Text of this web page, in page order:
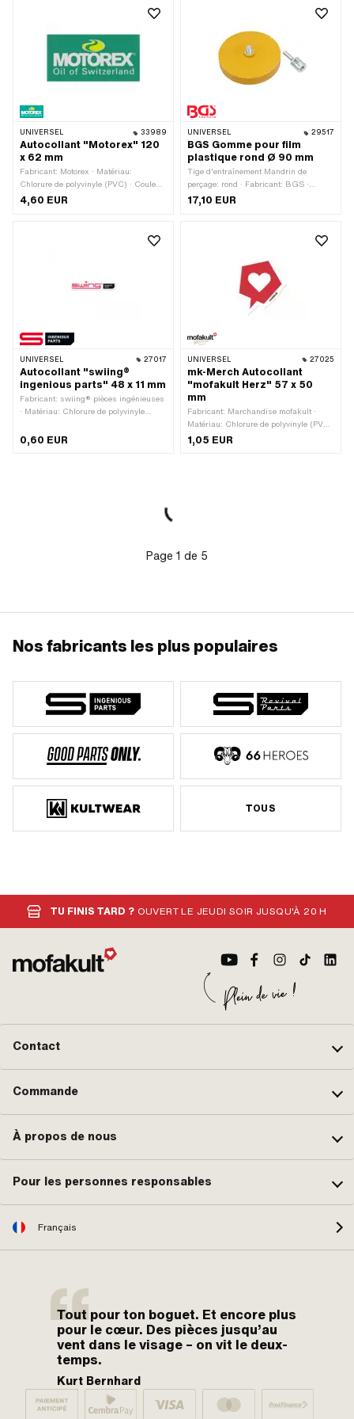
UNIVERSEL 33989
Autocollant "Motorex" 120
x 62 mm
Fabricant: Motorex · Matériau:
Chlorure de polyvinyle (PVC) · Couleur:
blanc · Couleur: jaune · Couleur: vert ·
4,60 EUR
UNIVERSEL 29517
BGS Gomme pour film
plastique rond Ø 90 mm
Tige d'entraînement Mandrin de
perçage: rond · Fabricant: BGS ·
Matériau: Caoutchouc · Diamètre: 90
d'application: Accessoires d'atelier
17,10 EUR
UNIVERSEL 27017
Autocollant "swiing®
ingenious parts" 48 x 11 mm
Fabricant: swiing® pièces ingénieuses
· Matériau: Chlorure de polyvinyle
Couleur: rouge · Largeur: 48 mm ·
Hauteur: 11 mm · Surface: mat ·
0,60 EUR
UNIVERSEL 27025
mk-Merch Autocollant
"mofakult Herz" 57 x 50
mm
Fabricant: Marchandise mofakult ·
Matériau: Chlorure de polyvinyle (PVC)
· Largeur: 57 mm · Hauteur: 50 mm ·
Composition du verso: Colle · Lieu
1,05 EUR
Page 1 de 5
Nos fabricants les plus populaires
TOUS
TU FINIS TARD ? OUVERT LE JEUDI SOIR JUSQU'À 20 H
Contact
Commande
À propos de nous
Pour les personnes responsables
Français
Tout pour ton boguet. Et encore plus
pour le cœur. Des pièces jusqu’au
vent dans le visage – on vit le deux-
temps.
Kurt Bernhard